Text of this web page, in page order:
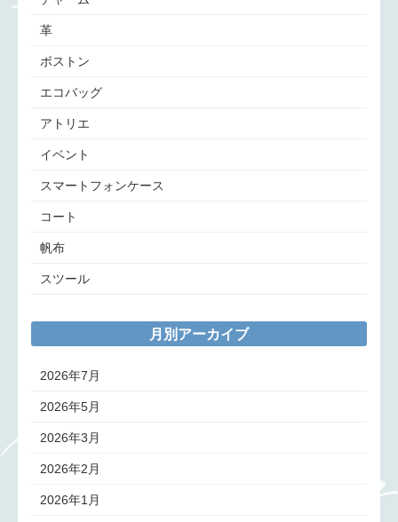
革
ボストン
エコバッグ
アトリエ
イベント
スマートフォンケース
コート
帆布
スツール
月別アーカイブ
2026年7月
2026年5月
2026年3月
2026年2月
2026年1月